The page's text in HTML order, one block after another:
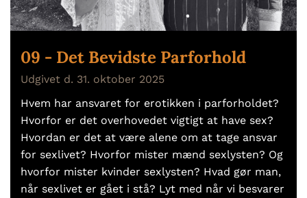
09 - Det Bevidste Parforhold
Udgivet d. 31. oktober 2025
Hvem har ansvaret for erotikken i parforholdet?
Hvorfor er det overhovedet vigtigt at have sex?
Hvordan er det at være alene om at tage ansvar
for sexlivet? Hvorfor mister mænd sexlysten? Og
hvorfor mister kvinder sexlysten? Hvad gør man,
når sexlivet er gået i stå? Lyt med når vi besvarer